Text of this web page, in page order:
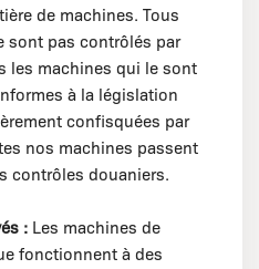
de machines. Tous
sont pas contrôlés par
les machines qui le sont
à la législation
confisquées par
nos machines passent
contrôles douaniers.
:Les machines de
fonctionnent à des